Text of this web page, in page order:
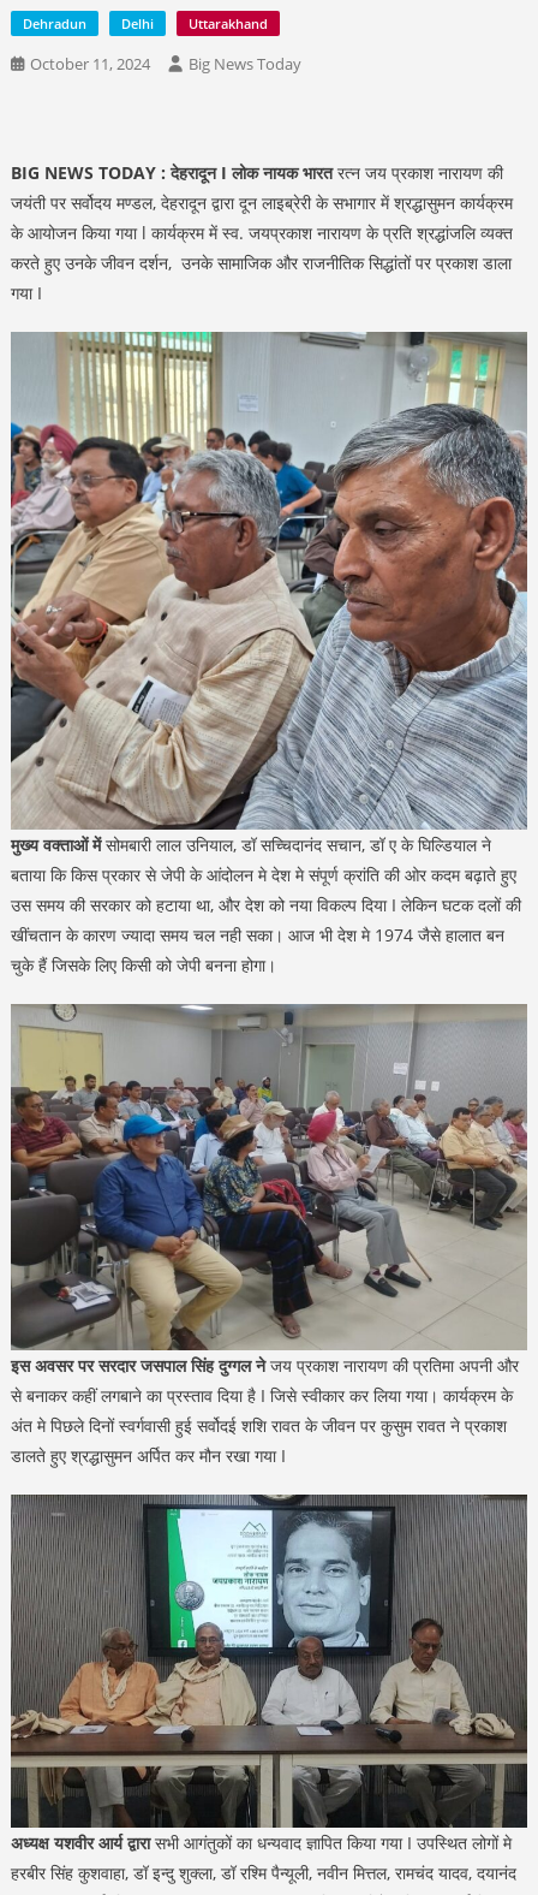
Dehradun Delhi Uttarakhand
October 11, 2024 Big News Today
BIG NEWS TODAY : देहरादून I लोक नायक भारतरत्न जय प्रकाश नारायण की
जयंती पर सर्वोदय मण्डल, देहरादून द्वारा दून लाइब्रेरी के सभागार में श्रद्धासुमन कार्यक्रम
के आयोजन किया गया l कार्यक्रम में स्व. जयप्रकाश नारायण के प्रति श्रद्धांजलि व्यक्त
करते हुए उनके जीवन दर्शन, उनके सामाजिक और राजनीतिक सिद्धांतों पर प्रकाश डाला
गया I
मुख्य वक्ताओं मेंसोमबारी लाल उनियाल, डॉ सच्चिदानंद सचान, डॉ ए के घिल्डियाल ने
बताया कि किस प्रकार से जेपी के आंदोलन मे देश मे संपूर्ण क्रांति की ओर कदम बढ़ाते हुए
उस समय की सरकार को हटाया था, और देश को नया विकल्प दिया I लेकिन घटक दलों की
खींचतान के कारण ज्यादा समय चल नही सका। आज भी देश मे 1974 जैसे हालात बन
चुके हैं जिसके लिए किसी को जेपी बनना होगा।
इस अवसर पर सरदार जसपाल सिंह दुग्गल नेजय प्रकाश नारायण की प्रतिमा अपनी और
से बनाकर कहीं लगबाने का प्रस्ताव दिया है I जिसे स्वीकार कर लिया गया। कार्यक्रम के
अंत मे पिछले दिनों स्वर्गवासी हुई सर्वोदई शशि रावत के जीवन पर कुसुम रावत ने प्रकाश
डालते हुए श्रद्धासुमन अर्पित कर मौन रखा गया I
अध्यक्ष यशवीर आर्य द्वारासभी आगंतुकों का धन्यवाद ज्ञापित किया गया I उपस्थित लोगों मे
हरबीर सिंह कुशवाहा, डॉ इन्दु शुक्ला, डॉ रश्मि पैन्यूली, नवीन मित्तल, रामचंद यादव, दयानंद